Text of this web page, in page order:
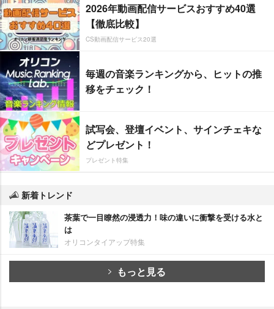
2026年動画配信サービスおすすめ40選
【徹底比較】
CS動画配信サービス20選
毎週の音楽ランキングから、ヒットの推
移をチェック！
試写会、登壇イベント、サインチェキな
どプレゼント！
プレゼント特集
新着トレンド
茶葉で一目瞭然の浸透力！味の違いに衝撃を受ける水と
は
オリコンタイアップ特集
もっと見る